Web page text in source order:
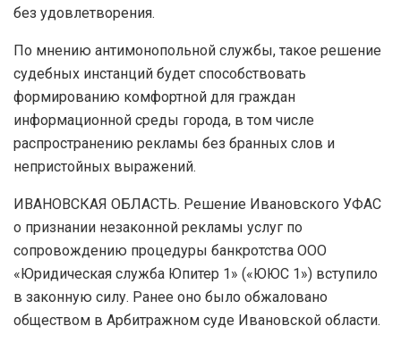
без удовлетворения.
По мнению антимонопольной службы, такое решение
судебных инстанций будет способствовать
формированию комфортной для граждан
информационной среды города, в том числе
распространению рекламы без бранных слов и
непристойных выражений.
ИВАНОВСКАЯ ОБЛАСТЬ. Решение Ивановского УФАС
о признании незаконной рекламы услуг по
сопровождению процедуры банкротства ООО
«Юридическая служба Юпитер 1» («ЮЮС 1») вступило
в законную силу. Ранее оно было обжаловано
обществом в Арбитражном суде Ивановской области.